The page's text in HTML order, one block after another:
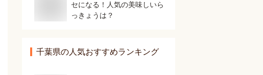
セになる！人気の美味しいら
っきょうは？
千葉県の人気おすすめランキング